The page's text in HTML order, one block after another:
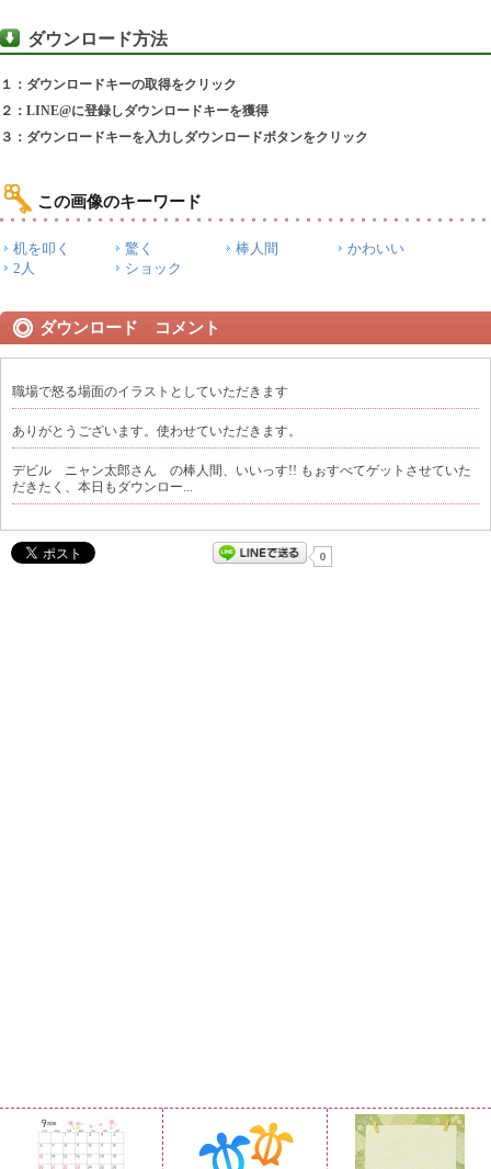
ダウンロード方法
１：ダウンロードキーの取得をクリック
２：LINE@に登録しダウンロードキーを獲得
３：ダウンロードキーを入力しダウンロードボタンをクリック
この画像のキーワード
机を叩く 驚く 棒人間
かわいい
2人
ショック
ダウンロード コメント
職場で怒る場面のイラストとしていただきます
ありがとうございます。使わせていただきます。
デビル ニャン太郎さん の棒人間、いいっす!! もぉすべてゲットさせていた
だきたく、本日もダウンロー...
0